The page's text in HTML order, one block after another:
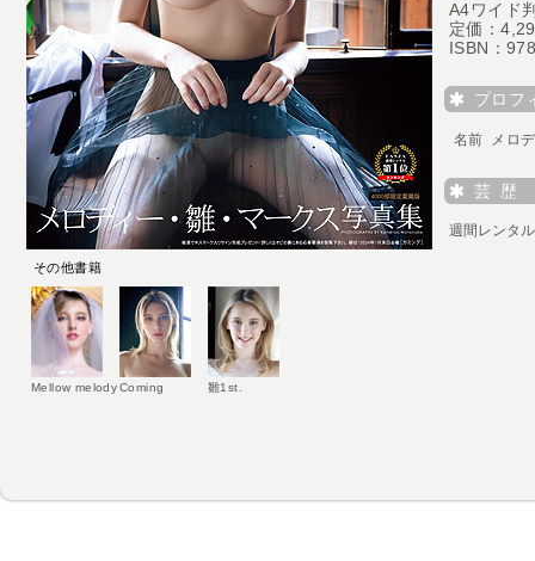
その他書籍
Mellow melodyComing 雛1st.
A4ワイド
定価：
ISBN：
プロフ
名前 メロ
芸 歴